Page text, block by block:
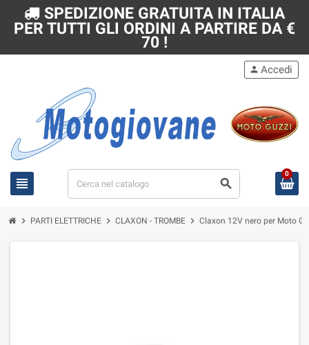
SPEDIZIONE GRATUITA IN ITALIA
PER TUTTI GLI ORDINI A PARTIRE DA €
70 !
view_headline search
person Accedi
0
chevron_right PARTI ELETTRICHE chevron_right CLAXON - TROMBE chevron_right Claxon 12V nero per Moto